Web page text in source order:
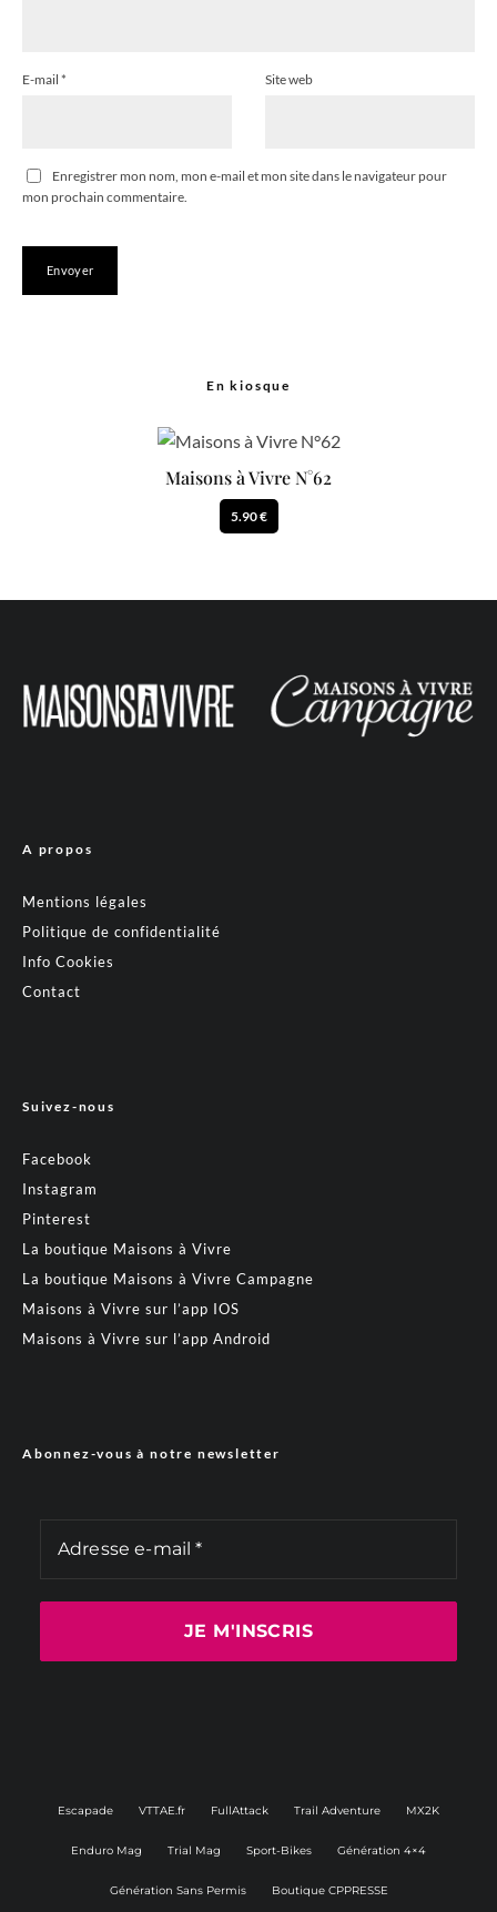
E-mail * Site web
Enregistrer mon nom, mon e-mail et mon site dans le navigateur pour
mon prochain commentaire.
En kiosque
Maisons à Vivre N°62
5.90 €
A propos
Mentions légales
Politique de confidentialité
Info Cookies
Contact
Suivez-nous
Facebook
Instagram
Pinterest
La boutique Maisons à Vivre
La boutique Maisons à Vivre Campagne
Maisons à Vivre sur l’app IOS
Maisons à Vivre sur l’app Android
Abonnez-vous à notre newsletter
Escapade VTTAE.fr FullAttack Trail Adventure MX2K
Enduro Mag Trial Mag Sport-Bikes Génération 4×4
Génération Sans Permis Boutique CPPRESSE